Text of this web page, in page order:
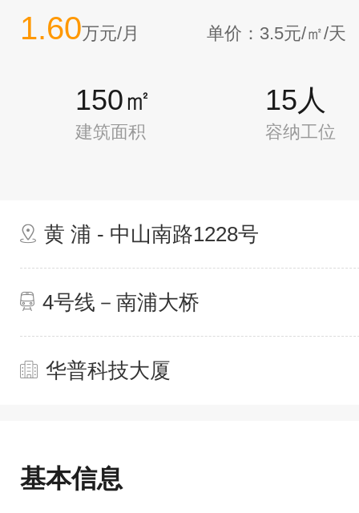
1.60万元/月 单价：3.5元/㎡/天
150㎡
建筑面积
15人
容纳工位
黄 浦 - 中山南路1228号
4号线－南浦大桥
华普科技大厦
基本信息